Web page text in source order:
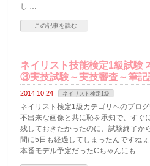
し …
この記事を読む
ネイリスト技能検定1級試験
③実技試験～実技審査～筆記
2014.10.24 ネイリスト検定1級
ネイリスト検定1級カテゴリへのブログ
不出来な画像と共に恥を承知で、すぐ
残しておきたかったのに、試験終了か
間に5日も経過してしまったんですね
本番モデル予定だったCちゃんにも …